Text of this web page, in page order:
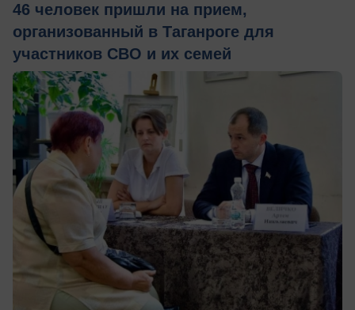
46 человек пришли на прием,
организованный в Таганроге для
участников СВО и их семей